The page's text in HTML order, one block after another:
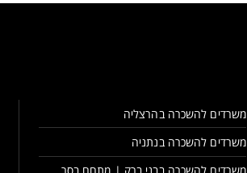
משרדים להשכרה בהרצליה
משרדים להשכרה בנתניה